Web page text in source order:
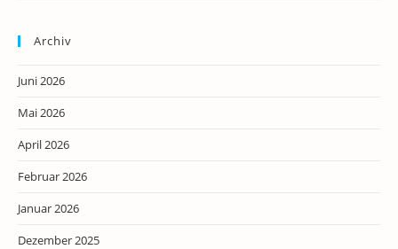
Archiv
Juni 2026
Mai 2026
April 2026
Februar 2026
Januar 2026
Dezember 2025